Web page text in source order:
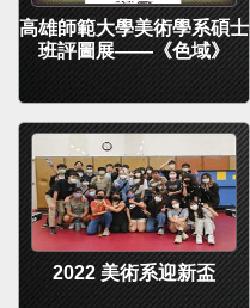
高雄師範大學美術學系碩士
班評圖展——《色域》
2022 美術系迎新盃